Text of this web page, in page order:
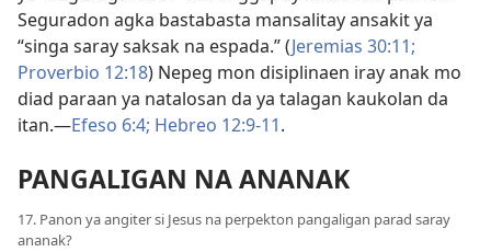
Seguradon agka bastabasta mansalitay ansakit ya
“singa saray saksak na espada.” (Jeremias 30:11;
Proverbio 12:18) Nepeg mon disiplinaen iray anak mo
diad paraan ya natalosan da ya talagan kaukolan da
itan.​—Efeso 6:4; Hebreo 12:9-11.
PANGALIGAN NA ANANAK
17. Panon ya angiter si Jesus na perpekton pangaligan parad saray
ananak?